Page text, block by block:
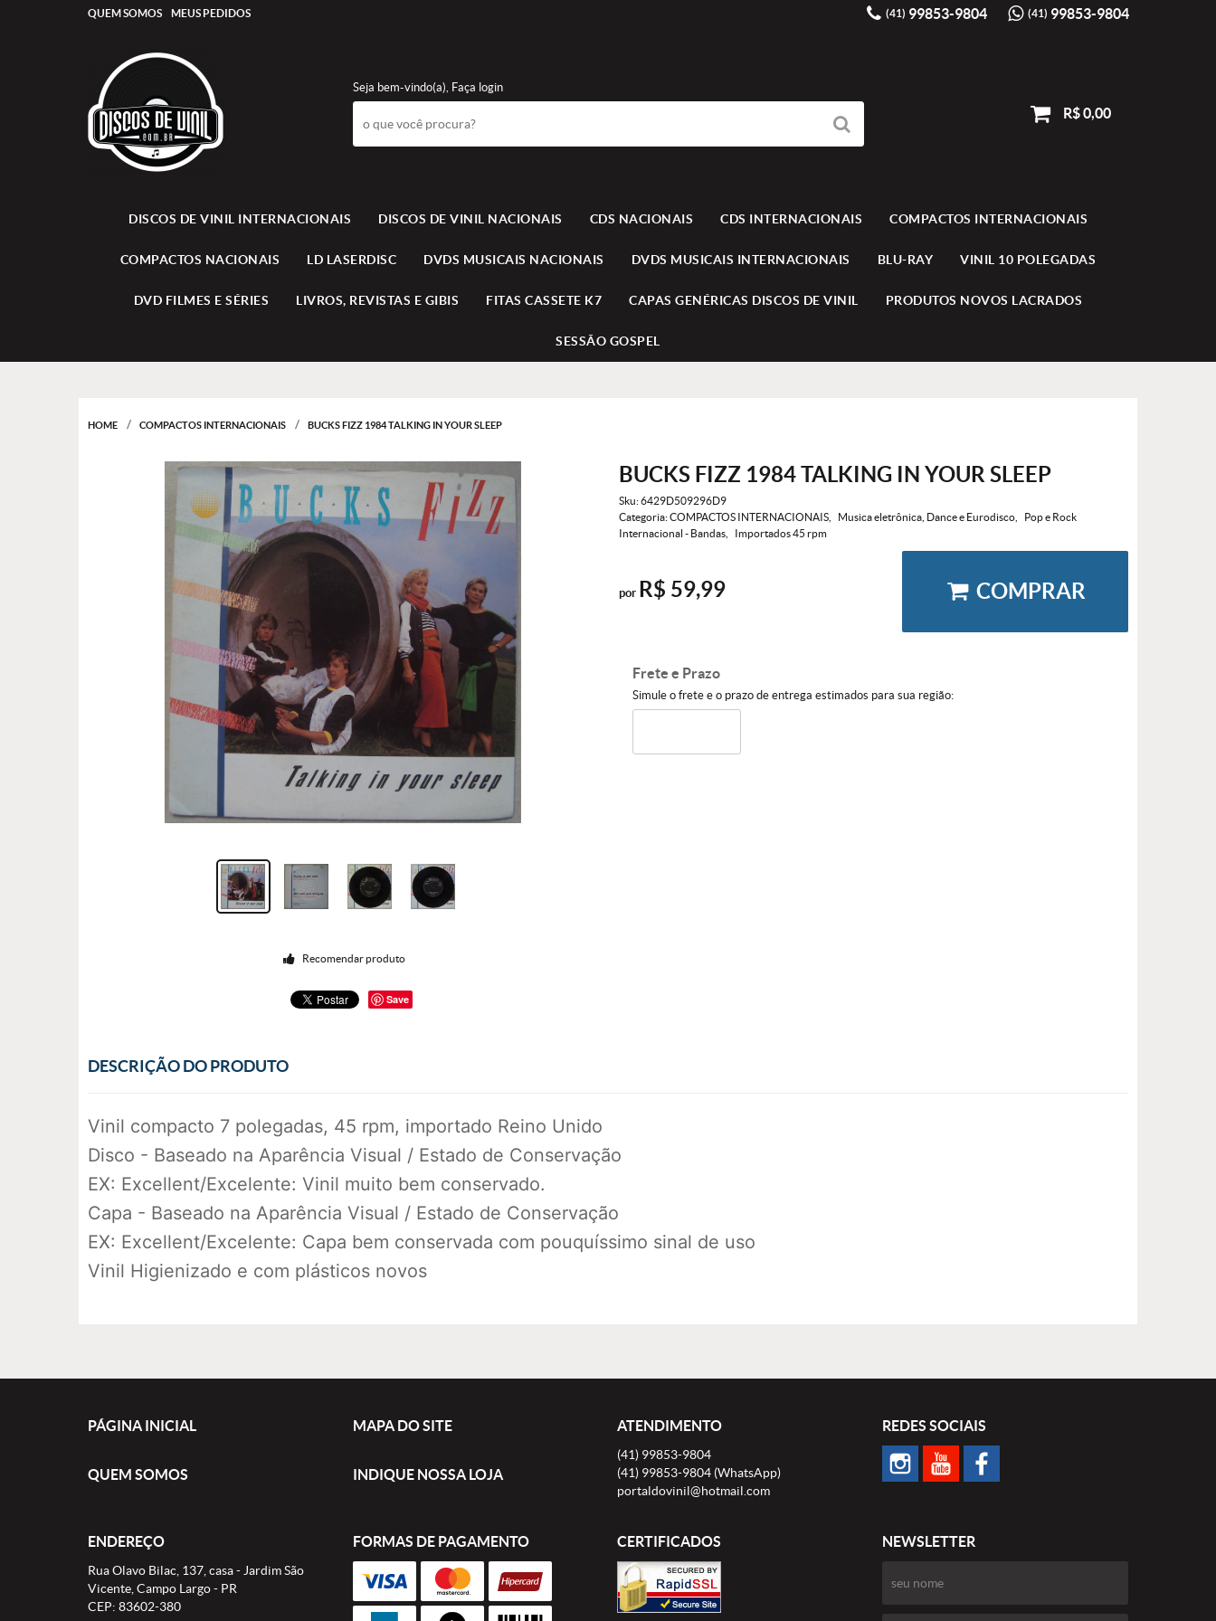
QUEM SOMOS MEUS PEDIDOS (41) 99853-9804 (41) 99853-9804
Seja bem-vindo(a), Faça login
R$ 0,00
DISCOS DE VINIL INTERNACIONAIS DISCOS DE VINIL NACIONAIS CDS NACIONAIS CDS INTERNACIONAIS COMPACTOS INTERNACIONAIS
COMPACTOS NACIONAIS LD LASERDISC DVDS MUSICAIS NACIONAIS DVDS MUSICAIS INTERNACIONAIS BLU-RAY VINIL 10 POLEGADAS
DVD FILMES E SÉRIES LIVROS, REVISTAS E GIBIS FITAS CASSETE K7 CAPAS GENÉRICAS DISCOS DE VINIL PRODUTOS NOVOS LACRADOS
SESSÃO GOSPEL
HOME COMPACTOS INTERNACIONAIS BUCKS FIZZ 1984 TALKING IN YOUR SLEEP
Recomendar produto
Save
BUCKS FIZZ 1984 TALKING IN YOUR SLEEP
Sku:6429D509296D9
Categoria:COMPACTOS INTERNACIONAIS Musica eletrônica, Dance e Eurodisco
Pop e Rock
Internacional - Bandas
Importados 45 rpm
por R$ 59,99 COMPRAR
Frete e Prazo
Simule o frete e o prazo de entrega estimados para sua região:
DESCRIÇÃO DO PRODUTO
Vinil compacto 7 polegadas, 45 rpm, importado Reino Unido
Disco - Baseado na Aparência Visual / Estado de Conservação
EX: Excellent/Excelente: Vinil muito bem conservado.
Capa - Baseado na Aparência Visual / Estado de Conservação
EX: Excellent/Excelente: Capa bem conservada com pouquíssimo sinal de uso
Vinil Higienizado e com plásticos novos
PÁGINA INICIAL MAPA DO SITE
QUEM SOMOS INDIQUE NOSSA LOJA
ATENDIMENTO
(41) 99853-9804
(41) 99853-9804 (WhatsApp)
portaldovinil@hotmail.com
REDES SOCIAIS
ENDEREÇO
Rua Olavo Bilac, 137, casa- Jardim São
Vicente, Campo Largo- PR
CEP: 83602-380
FORMAS DE PAGAMENTO CERTIFICADOS NEWSLETTER